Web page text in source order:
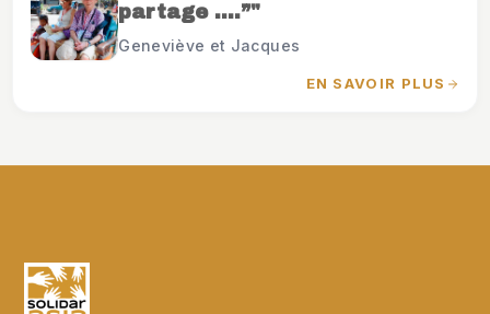
partage ….”"
Geneviève et Jacques
EN SAVOIR PLUS